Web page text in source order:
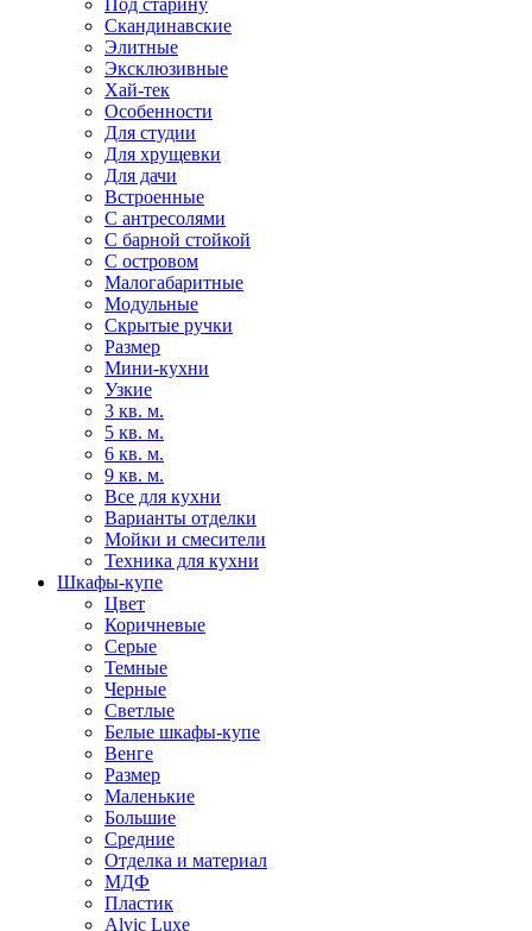
Под старину
Скандинавские
Элитные
Эксклюзивные
Хай-тек
Особенности
Для студии
Для хрущевки
Для дачи
Встроенные
С антресолями
С барной стойкой
С островом
Малогабаритные
Модульные
Скрытые ручки
Размер
Мини-кухни
Узкие
3 кв. м.
5 кв. м.
6 кв. м.
9 кв. м.
Все для кухни
Варианты отделки
Мойки и смесители
Техника для кухни
Шкафы-купе
Цвет
Коричневые
Серые
Темные
Черные
Светлые
Белые шкафы-купе
Венге
Размер
Маленькие
Большие
Средние
Отделка и материал
МДФ
Пластик
Alvic Luxe